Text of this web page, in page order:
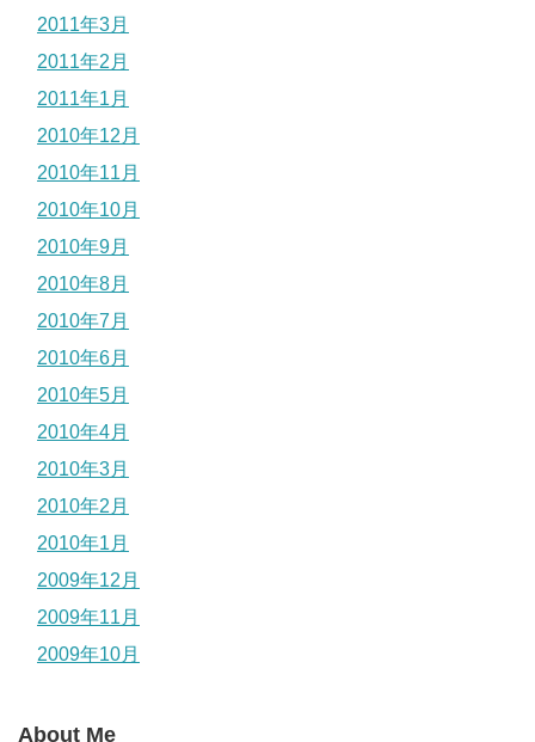
2011年3月
2011年2月
2011年1月
2010年12月
2010年11月
2010年10月
2010年9月
2010年8月
2010年7月
2010年6月
2010年5月
2010年4月
2010年3月
2010年2月
2010年1月
2009年12月
2009年11月
2009年10月
About Me